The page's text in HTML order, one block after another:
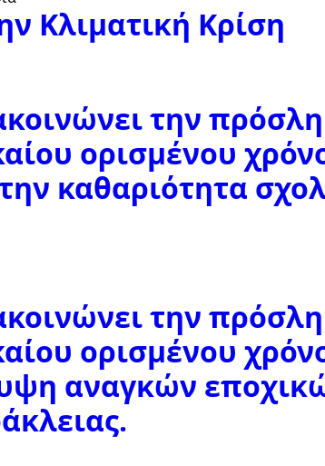
Κλιματική Κρίση
την
ορισμένου
καθαριότητα
την
ορισμένου
αναγκών